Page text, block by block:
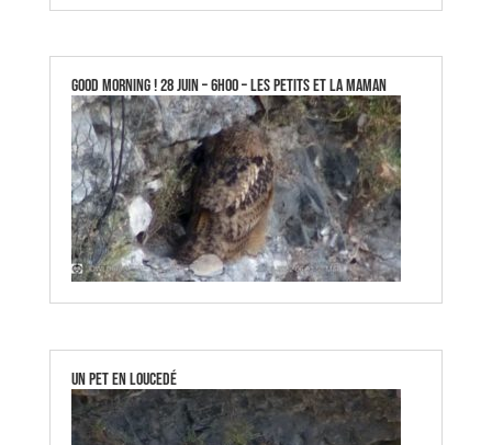
Good Morning ! 28 Juin – 6h00 – Les petits et la maman
Un pet en loucedé